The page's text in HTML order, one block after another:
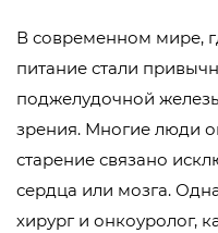
В современном мире,
питание стали
поджелудочной
зрения. Многие люди
старение связано
сердца или мозга.
хирург и онкоуролог,